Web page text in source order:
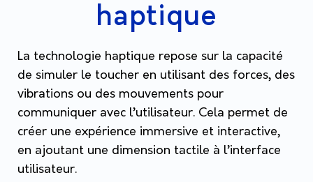
haptique
La technologie haptique repose sur la capacité
de simuler le toucher en utilisant des forces, des
vibrations ou des mouvements pour
communiquer avec l’utilisateur. Cela permet de
créer une expérience immersive et interactive,
en ajoutant une dimension tactile à l’interface
utilisateur.